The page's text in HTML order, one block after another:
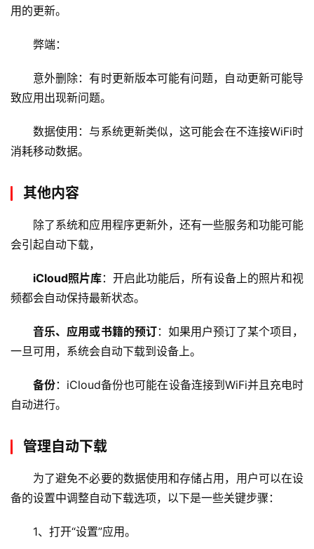
页
器
拟
机
术
N
站
用的更新。
弊端：
意外删除：有时更新版本可能有问题，自动更新可能导
致应用出现新问题。
数据使用：与系统更新类似，这可能会在不连接WiFi时
消耗移动数据。
其他内容
除了系统和应用程序更新外，还有一些服务和功能可能
会引起自动下载，
iCloud照片库：开启此功能后，所有设备上的照片和视
频都会自动保持最新状态。
音乐、应用或书籍的预订：如果用户预订了某个项目，
一旦可用，系统会自动下载到设备上。
备份：iCloud备份也可能在设备连接到WiFi并且充电时
自动进行。
管理自动下载
为了避免不必要的数据使用和存储占用，用户可以在设
备的设置中调整自动下载选项，以下是一些关键步骤：
1、打开“设置”应用。